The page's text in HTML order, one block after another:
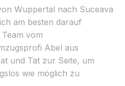
Wuppertal nach Suceava
am besten darauf
vom
Abel aus
und Tat zur Seite, um
wie möglich zu